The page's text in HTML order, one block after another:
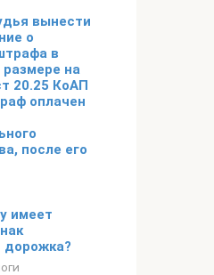
вынести
о
в
на
20.25 КоАП
оплачен
после его
имеет
дорожка?